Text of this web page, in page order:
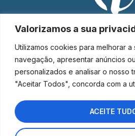
Valorizamos a sua
Utilizamos cookies para melhorar
navegação, apresentar anúncios
personalizados e analisar o nosso
"Aceitar Todos", concorda com a
ACEITE